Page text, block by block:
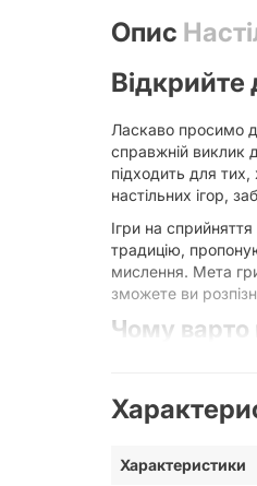
Опис
Відкрийте
Ласкаво просимо
справжній виклик
підходить для тих,
настільних ігор,
Ігри на
традицію,
мислення. Мета
зможете ви
Чому варто
надзвичайно
розпізнавання
віком від 8 років.
Характеристики